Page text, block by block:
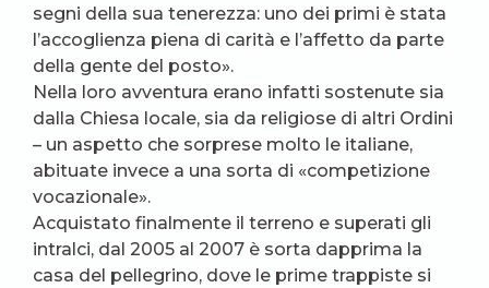
segni della sua tenerezza: uno dei primi è stata
l’accoglienza piena di carità e l’affetto da parte
della gente del posto».
Nella loro avventura erano infatti sostenute sia
dalla Chiesa locale, sia da religiose di altri Ordini
– un aspetto che sorprese molto le italiane,
abituate invece a una sorta di «competizione
vocazionale».
Acquistato finalmente il terreno e superati gli
intralci, dal 2005 al 2007 è sorta dapprima la
casa del pellegrino, dove le prime trappiste si